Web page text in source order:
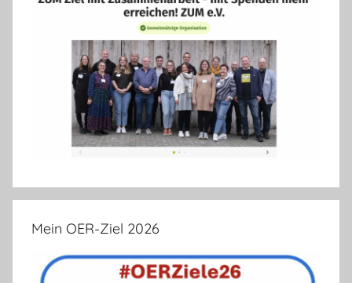
Mein OER-Ziel 2026